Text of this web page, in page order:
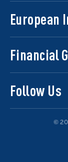
European
Financial
Follow Us
©